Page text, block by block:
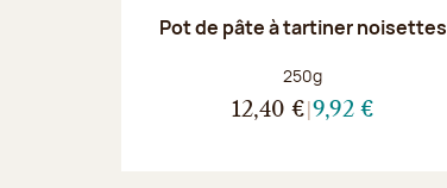
Pot de pâte à tartiner noisettes
Poids net :
250g
12,40 € 9,92 €